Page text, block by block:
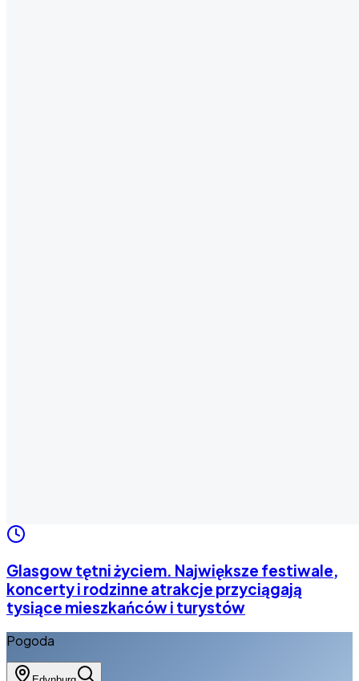
Glasgow tętni życiem. Największe festiwale,
koncerty i rodzinne atrakcje przyciągają
tysiące mieszkańców i turystów
Pogoda